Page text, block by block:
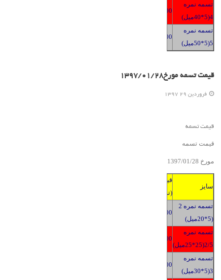
تسمه نمره
4(5*40میل)
2400
تسمه نمره
5(5*50میل)
2400
قیمت تسمه مورخ1397/01/28
فروردين 29 1397
قیمت تسمه
قیمت تسمه
مورخ 139 7/01/28
سایز
قیمت
(تومان)
تسمه نمره 2
(5*20میل)
2400
تسمه نمره
2/5(25*25میل)
2400
تسمه نمره
3(5*30میل)
2400